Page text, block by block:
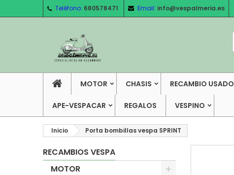
Teléfono: 680578471 Email: info@vespalmeria.es
MOTOR CHASIS RECAMBIO USADO
APE-VESPACAR REGALOS VESPINO
Inicio Porta bombillas vespa SPRINT
RECAMBIOS VESPA
MOTOR